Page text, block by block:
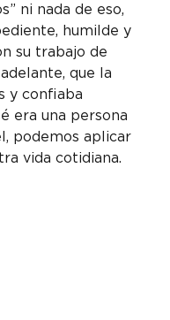
ni nada de eso,
humilde y
su trabajo de
que la
y confiaba
era una persona
podemos aplicar
vida cotidiana.